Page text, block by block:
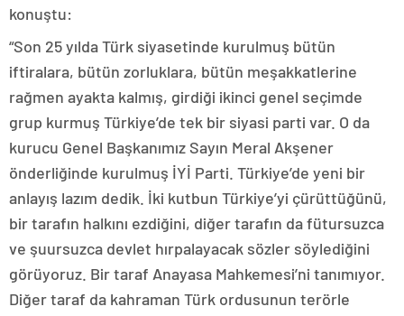
konuştu:
“Son 25 yılda Türk siyasetinde kurulmuş bütün
iftiralara, bütün zorluklara, bütün meşakkatlerine
rağmen ayakta kalmış, girdiği ikinci genel seçimde
grup kurmuş Türkiye’de tek bir siyasi parti var. O da
kurucu Genel Başkanımız Sayın Meral Akşener
önderliğinde kurulmuş İYİ Parti. Türkiye’de yeni bir
anlayış lazım dedik. İki kutbun Türkiye’yi çürüttüğünü,
bir tarafın halkını ezdiğini, diğer tarafın da fütursuzca
ve şuursuzca devlet hırpalayacak sözler söylediğini
görüyoruz. Bir taraf Anayasa Mahkemesi’ni tanımıyor.
Diğer taraf da kahraman Türk ordusunun terörle